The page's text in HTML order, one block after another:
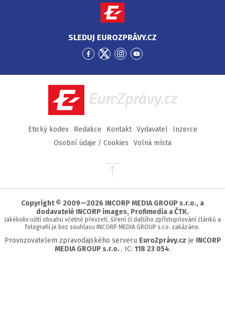
SLEDUJ EUROZPRÁVY.CZ
Přejít
Facebook
Přejít
Twitter
Přejít
Instagram
Přejít
YouTube
EuroZprávy.cz
Etický kodex Redakce Kontakt Vydavatel
Inzerce
Osobní údaje / Cookies
Volná místa
Přejít
stránky
Copyright © 2009—2026 INCORP MEDIA GROUP s.r.o., a
dodavatelé INCORP images, Profimedia a ČTK.
Jakékoliv užití obsahu včetně převzetí, šíření či dalšího zpřístupňování článků a
fotografií je bez souhlasu INCORP MEDIA GROUP s.r.o. zakázáno.
Provozovatelem zpravodajského serveru EuroZprávy.cz je INCORP
MEDIA GROUP s.r.o. , IC: 118 23 054.